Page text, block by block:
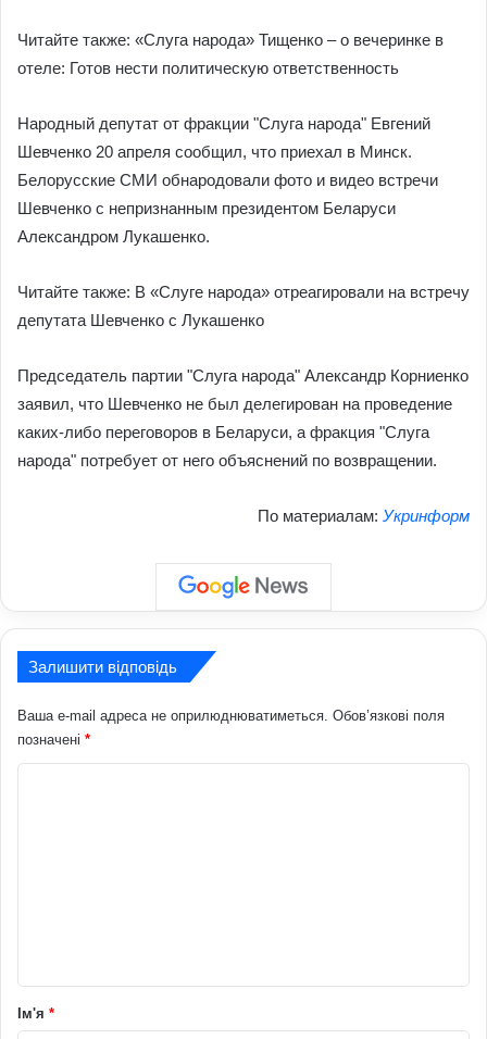
Читайте также: «Слуга народа» Тищенко – о вечеринке в
отеле: Готов нести политическую ответственность
Народный депутат от фракции "Слуга народа" Евгений
Шевченко 20 апреля сообщил, что приехал в Минск.
Белорусские СМИ обнародовали фото и видео встречи
Шевченко с непризнанным президентом Беларуси
Александром Лукашенко.
Читайте также: В «Слуге народа» отреагировали на встречу
депутата Шевченко с Лукашенко
Председатель партии "Слуга народа" Александр Корниенко
заявил, что Шевченко не был делегирован на проведение
каких-либо переговоров в Беларуси, а фракция "Слуга
народа" потребует от него объяснений по возвращении.
По материалам: Укринформ
Залишити відповідь
Ваша e-mail адреса не оприлюднюватиметься. Обов’язкові поля
позначені *
рІм'я *